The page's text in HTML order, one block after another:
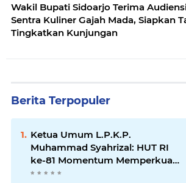
Wakil Bupati Sidoarjo Terima
Sentra Kuliner Gajah Mada, Siapkan
Tingkatkan Kunjungan
Berita Terpopuler
Ketua Umum L.P.K.P.
Muhammad Syahrizal: HUT RI
ke-81 Momentum Memperkuat
Persatuan dan Keadilan bagi